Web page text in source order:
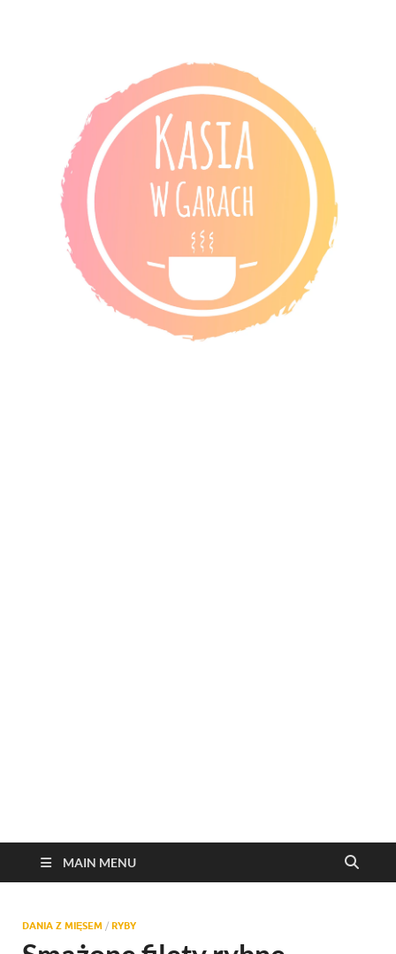
MAIN MENU
DANIA Z MIĘSEM / RYBY